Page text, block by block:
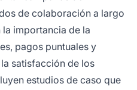
de colaboración a largo
importancia de la
pagos puntuales y
satisfacción de los
estudios de caso que